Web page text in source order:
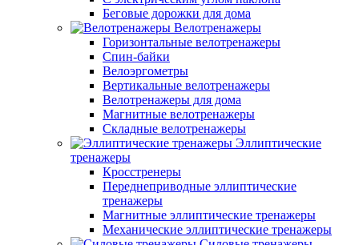
Беговые дорожки для дома
Велотренажеры
Горизонтальные велотренажеры
Спин-байки
Велоэргометры
Вертикальные велотренажеры
Велотренажеры для дома
Магнитные велотренажеры
Складные велотренажеры
Эллиптические
тренажеры
Кросстренеры
Переднеприводные эллиптические
тренажеры
Магнитные эллиптические тренажеры
Механические эллиптические тренажеры